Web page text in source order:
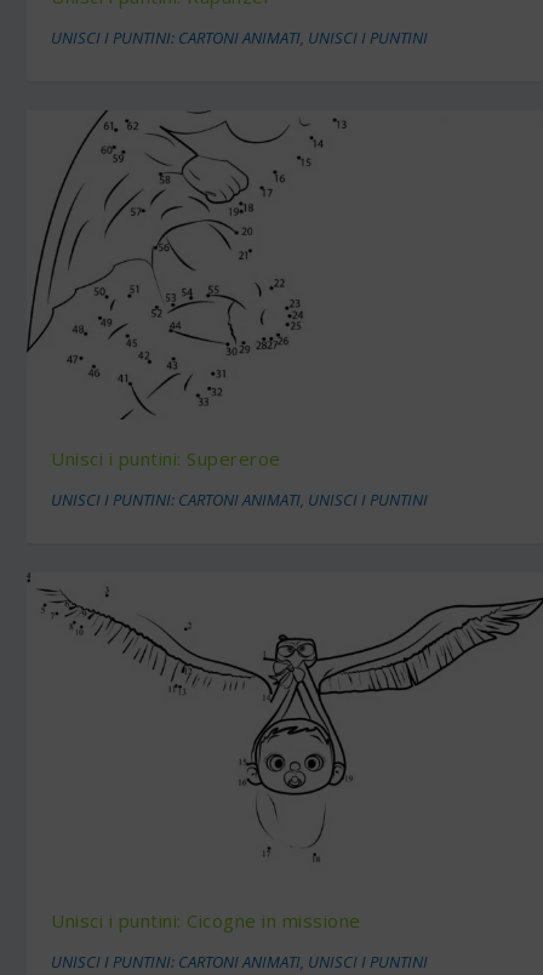
UNISCI I PUNTINI: CARTONI ANIMATI, UNISCI I PUNTINI
Unisci i puntini: Supereroe
UNISCI I PUNTINI: CARTONI ANIMATI, UNISCI I PUNTINI
Unisci i puntini: Cicogne in missione
UNISCI I PUNTINI: CARTONI ANIMATI, UNISCI I PUNTINI